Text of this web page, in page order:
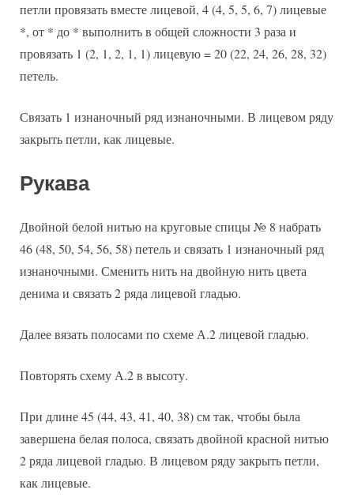
петли провязать вместе лицевой, 4 (4, 5, 5, 6, 7) лицевые
*, от * до * выполнить в общей сложности 3 раза и
провязать 1 (2, 1, 2, 1, 1) лицевую = 20 (22, 24, 26, 28, 32)
петель.
Связать 1 изнаночный ряд изнаночными. В лицевом ряду
закрыть петли, как лицевые.
Рукава
Двойной белой нитью на круговые спицы № 8 набрать
46 (48, 50, 54, 56, 58) петель и связать 1 изнаночный ряд
изнаночными. Сменить нить на двойную нить цвета
денима и связать 2 ряда лицевой гладью.
Далее вязать полосами по схеме А.2 лицевой гладью.
Повторять схему А.2 в высоту.
При длине 45 (44, 43, 41, 40, 38) см так, чтобы была
завершена белая полоса, связать двойной красной нитью
2 ряда лицевой гладью. В лицевом ряду закрыть петли,
как лицевые.